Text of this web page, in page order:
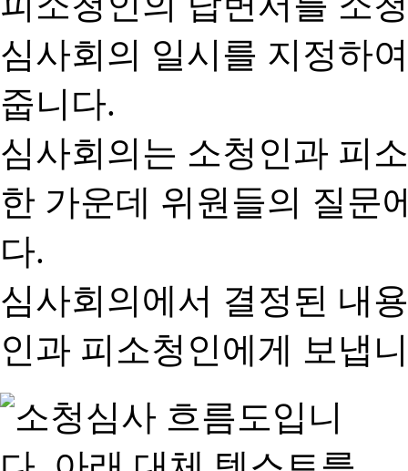
심사회의 일시를 지정하
줍니다.
심사회의는 소청인과 피
한 가운데 위원들의 질문
다.
심사회의에서 결정된 내
인과 피소청인에게 보냅